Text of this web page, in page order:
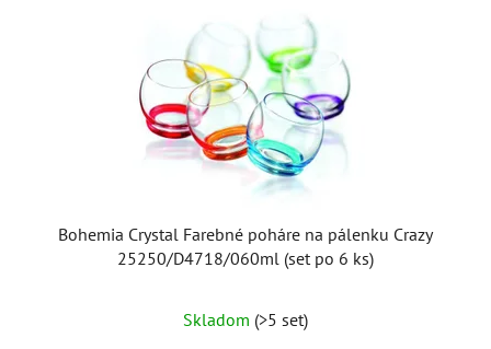
Bohemia Crystal Farebné poháre na pálenku Crazy
25250/D4718/060ml (set po 6 ks)
Skladom (>5 set)